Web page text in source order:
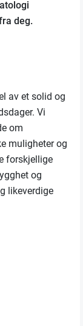
deg.
av et solid og
Vi
om
muligheter og
forskjellige
og
likeverdige